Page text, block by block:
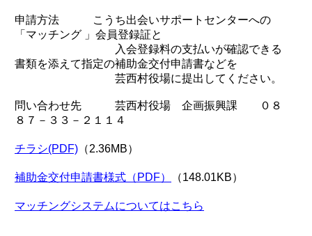
申請方法 こうち出会いサポートセンターへの
「マッチング 」会員登録証と
入会登録料の支払いが確認できる
書類を添えて指定の補助金交付申請書などを
芸西村役場に提出してください。
問い合わせ先 芸西村役場 企画振興課 ０８
８７－３３－２１１４
チラシ(PDF) （2.36MB）
補助金交付申請書様式（PDF） （148.01KB）
マッチングシステムについてはこちら